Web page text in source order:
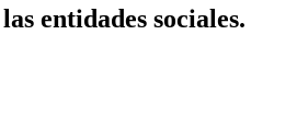
entidades sociales.